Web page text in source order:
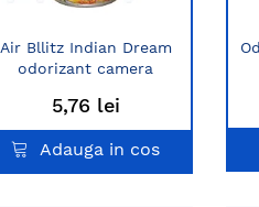
Air Bllitz Indian Dream
odorizant camera
5,76 lei
Adauga in cos